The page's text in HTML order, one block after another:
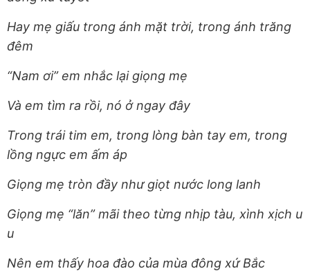
Hay mẹ giấu trong ánh mặt trời, trong ánh trăng
đêm
“Nam ơi” em nhắc lại giọng mẹ
Và em tìm ra rồi, nó ở ngay đây
Trong trái tim em, trong lòng bàn tay em, trong
lồng ngực em ấm áp
Giọng mẹ tròn đầy như giọt nước long lanh
Giọng mẹ “lăn” mãi theo từng nhịp tàu, xình xịch u
u
Nên em thấy hoa đào của mùa đông xứ Bắc